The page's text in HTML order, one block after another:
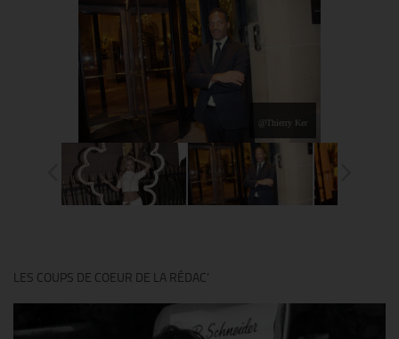
@Thierry Ker
LES COUPS DE COEUR DE LA RÉDAC’